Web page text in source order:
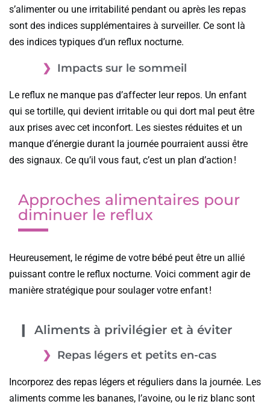
s’alimenter ou une irritabilité pendant ou après les repas
sont des indices supplémentaires à surveiller. Ce sont là
des indices typiques d’un reflux nocturne.
Impacts sur le sommeil
Le reflux ne manque pas d’affecter leur repos. Un enfant
qui se tortille, qui devient irritable ou qui dort mal peut être
aux prises avec cet inconfort. Les siestes réduites et un
manque d’énergie durant la journée pourraient aussi être
des signaux. Ce qu’il vous faut, c’est un plan d’action !
Approches alimentaires pour
diminuer le reflux
Heureusement, le régime de votre bébé peut être un allié
puissant contre le reflux nocturne. Voici comment agir de
manière stratégique pour soulager votre enfant !
Aliments à privilégier et à éviter
Repas légers et petits en-cas
Incorporez des repas légers et réguliers dans la journée. Les
aliments comme les bananes, l’avoine, ou le riz blanc sont